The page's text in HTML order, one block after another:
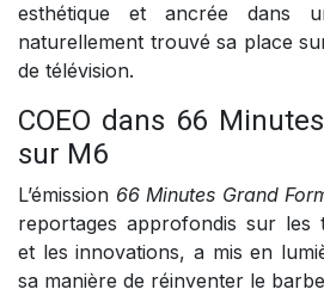
esthétique et ancrée
naturellement trouvé sa place
de télévision.
COEO dans 66
sur M6
L’émission 66 Minutes Grand
reportages approfondis sur les
et les innovations, a mis en
sa manière de réinventer le